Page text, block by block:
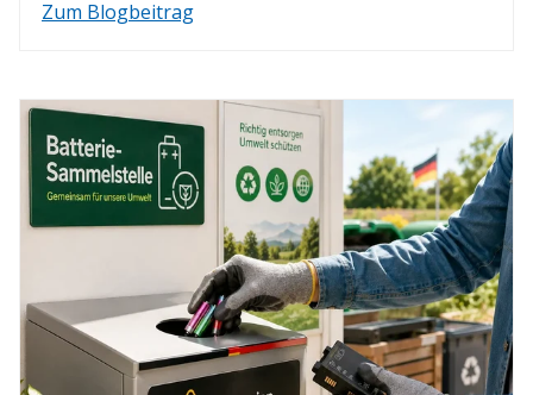
Zum Blogbeitrag